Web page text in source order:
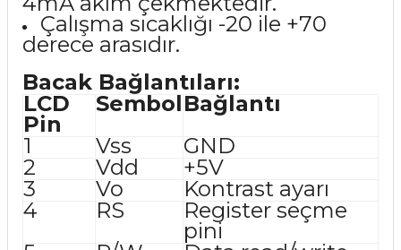
Çalışma sıcaklığı -20 ile +70
derece arasıdır.
Bacak Bağlantıları:
LCD
Pin
SembolBağlantı
1
Vss
GND
2
Vdd
+5V
3
Vo
Kontrast ayarı
4
RS Register seçme
pini